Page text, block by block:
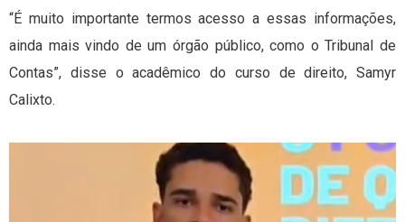
“É muito importante termos acesso a essas informações,
ainda mais vindo de um órgão público, como o Tribunal de
Contas”, disse o acadêmico do curso de direito, Samyr
Calixto.